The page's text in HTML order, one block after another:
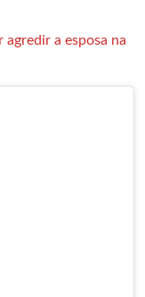
agredir a esposa na